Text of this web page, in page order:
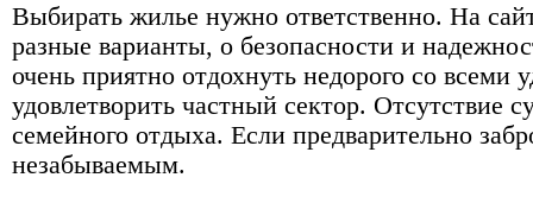
Выбирать жилье нужно ответственно. На
разные варианты, о безопасности и
очень приятно отдохнуть недорого со
удовлетворить частный сектор. Отсутствие
семейного отдыха. Если предварительно
незабываемым.